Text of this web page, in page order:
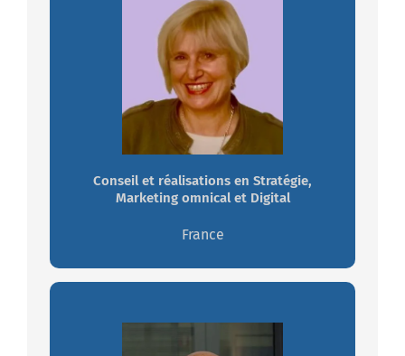
Conseil et réalisations en Stratégie,
Marketing omnical et Digital
France
Laure MONANGE-CABY
Flexible, curieuse, réactive.